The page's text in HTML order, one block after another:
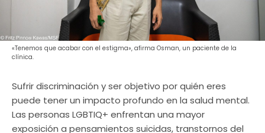
«Tenemos que acabar con el estigma», afirma Osman, un paciente de la
clínica.
Sufrir discriminación y ser objetivo por quién eres
puede tener un impacto profundo en la salud mental.
Las personas LGBTIQ+ enfrentan una mayor
exposición a pensamientos suicidas, transtornos del